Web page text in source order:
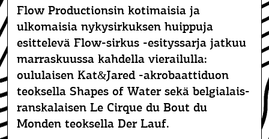
Flow Productionsin kotimaisia ja
ulkomaisia nykysirkuksen huippuja
esittelevä Flow-sirkus -esityssarja jatkuu
marraskuussa kahdella vierailulla:
oululaisen Kat&Jared -akrobaattiduon
teoksella Shapes of Water sekä belgialais-
ranskalaisen Le Cirque du Bout du
Monden teoksella Der Lauf.